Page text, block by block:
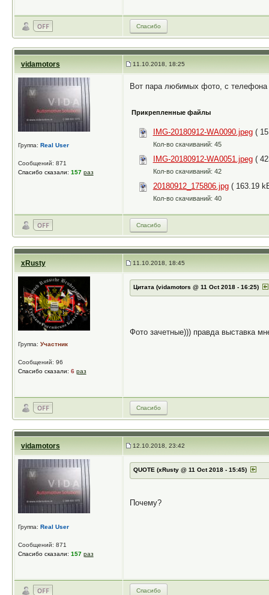
Спасибо
vidamotors 11.10.2018, 18:25
Группа: Real User
Сообщений: 871
Спасибо сказали: 157 раз
Вот пара любимых фото, с телефона
Прикрепленные файлы
IMG-20180912-WA0090.jpeg(
Кол-во скачиваний: 45
IMG-20180912-WA0051.jpeg(
Кол-во скачиваний: 42
20180912_175806.jpg( 163.19
Кол-во скачиваний: 40
Спасибо
xRusty 11.10.2018, 18:45
Группа: Участник
Сообщений: 96
Спасибо сказали: 6 раз
Цитата (vidamotors @ 11 Oct 2018 - 16:25)
Фото зачетные))) правда выставка
Спасибо
vidamotors 12.10.2018, 23:42
Группа: Real User
Сообщений: 871
Спасибо сказали: 157 раз
QUOTE (xRusty @ 11 Oct 2018 - 15:45)
Почему?
Спасибо